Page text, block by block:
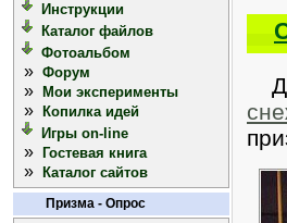
Инструкции
Каталог файлов
Фотоальбом
» Форум
» Мои эксперименты
»
Копилка идей
Игры on-line
» Гостевая книга
» Каталог сайтов
Призма - Опрос